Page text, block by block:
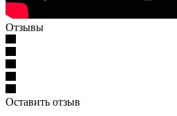
Отзывы
Оставить отзыв